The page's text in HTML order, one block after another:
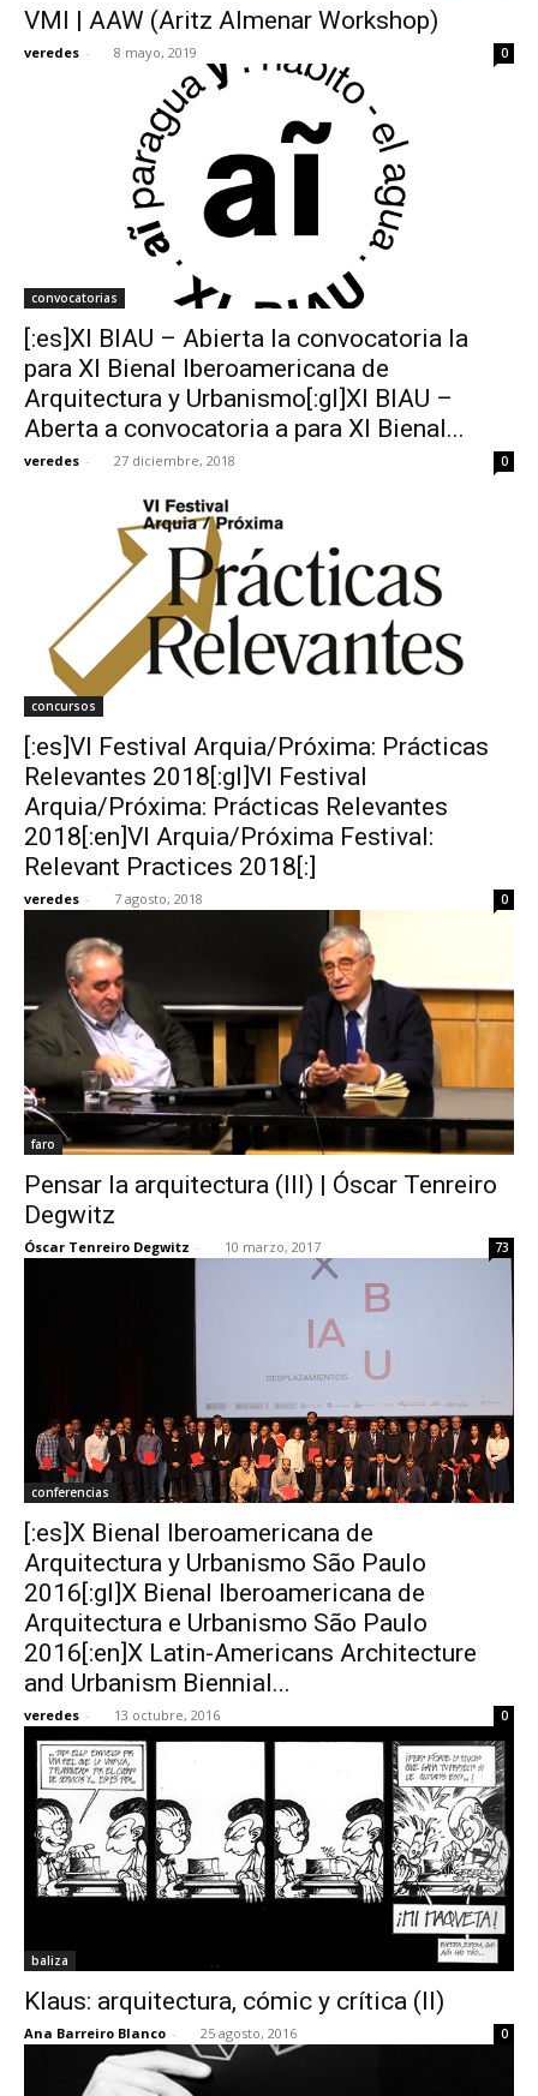
VMI | AAW (Aritz Almenar Workshop)
veredes - 8 mayo, 2019 0
convocatorias
[:es]XI BIAU – Abierta la convocatoria la
para XI Bienal Iberoamericana de
Arquitectura y Urbanismo[:gl]XI BIAU –
Aberta a convocatoria a para XI Bienal...
veredes - 27 diciembre, 2018 0
concursos
[:es]VI Festival Arquia/Próxima: Prácticas
Relevantes 2018[:gl]VI Festival
Arquia/Próxima: Prácticas Relevantes
2018[:en]VI Arquia/Próxima Festival:
Relevant Practices 2018[:]
veredes - 7 agosto, 2018 0
faro
Pensar la arquitectura (III) | Óscar Tenreiro
Degwitz
Óscar Tenreiro Degwitz - 10 marzo, 2017 73
conferencias
[:es]X Bienal Iberoamericana de
Arquitectura y Urbanismo São Paulo
2016[:gl]X Bienal Iberoamericana de
Arquitectura e Urbanismo São Paulo
2016[:en]X Latin-Americans Architecture
and Urbanism Biennial...
veredes - 13 octubre, 2016 0
baliza
Klaus: arquitectura, cómic y crítica (II)
Ana Barreiro Blanco - 25 agosto, 2016 0